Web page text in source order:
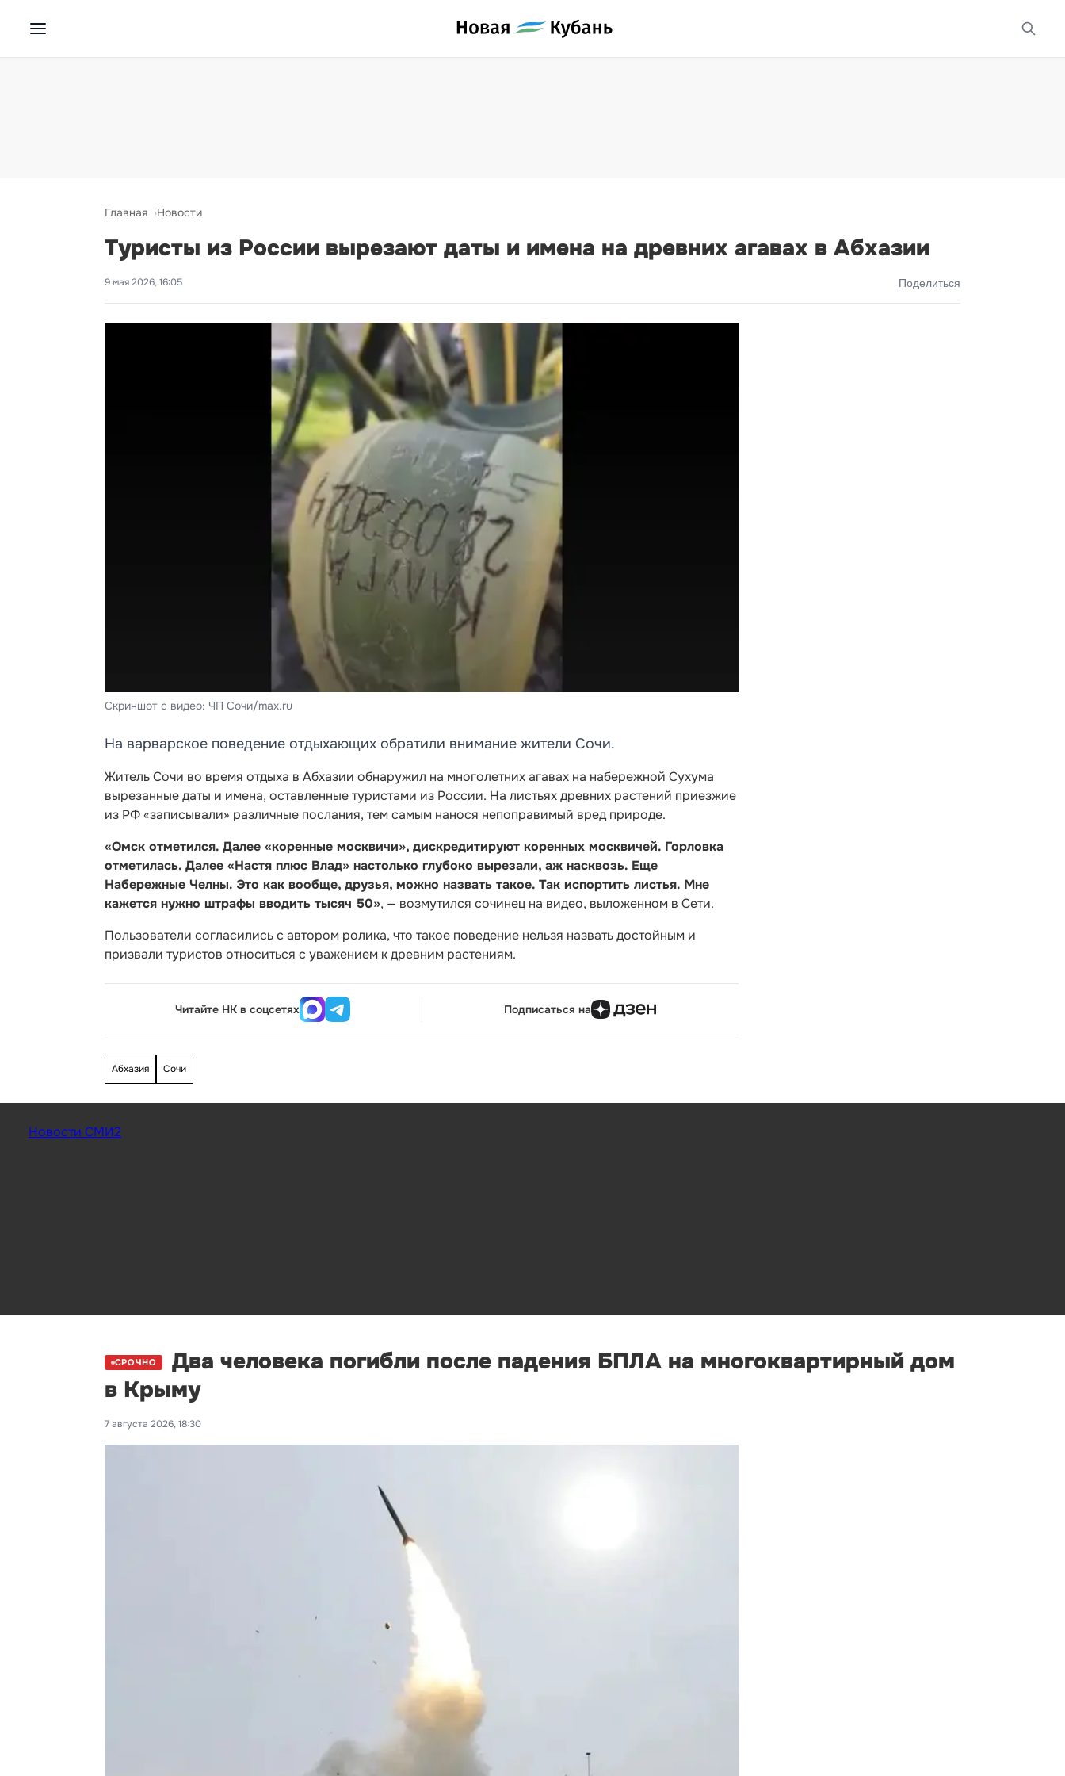
Главная Новости
Туристы из России вырезают даты и имена на древних агавах в Абхазии
9 мая 2026, 16:05 Поделиться
Скриншот с видео: ЧП Сочи/max.ru
На варварское поведение отдыхающих обратили внимание жители Сочи.
Житель Сочи во время отдыха в Абхазии обнаружил на многолетних агавах на набережной Сухума
вырезанные даты и имена, оставленные туристами из России. На листьях древних растений приезжие
из РФ «записывали» различные послания, тем самым нанося непоправимый вред природе.
«Омск отметился. Далее «коренные москвичи», дискредитируют коренных москвичей. Горловка
отметилась. Далее «Настя плюс Влад» настолько глубоко вырезали, аж насквозь. Еще
Набережные Челны. Это как вообще, друзья, можно назвать такое. Так испортить листья. Мне
кажется нужно штрафы вводить тысяч 50», — возмутился сочинец на видео, выложенном в Сети.
Пользователи согласились с автором ролика, что такое поведение нельзя назвать достойным и
призвали туристов относиться с уважением к древним растениям.
Читайте НК в соцсетях Подписаться на
Абхазия Сочи
Новости СМИ2
СРОЧНО
Два человека погибли после падения БПЛА на многоквартирный дом
в Крыму
7 августа 2026, 18:30